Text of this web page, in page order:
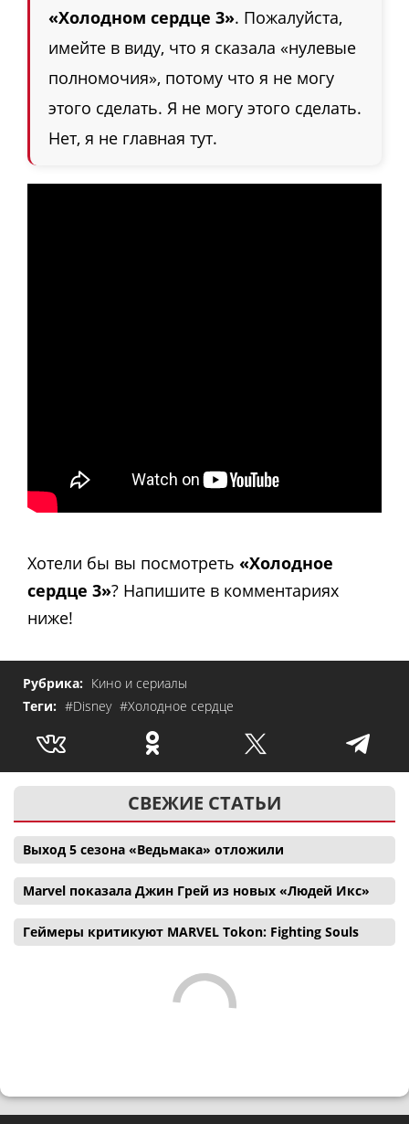
«Холодном сердце 3». Пожалуйста,
имейте в виду, что я сказала «нулевые
полномочия», потому что я не могу
этого сделать. Я не могу этого сделать.
Нет, я не главная тут.
Хотели бы вы посмотреть «Холодное
сердце 3»? Напишите в комментариях
ниже!
Рубрика: Кино и сериалы
Теги: #Disney #Холодное сердце
СВЕЖИЕ СТАТЬИ
Выход 5 сезона «Ведьмака» отложили
Marvel показала Джин Грей из новых «Людей Икс»
Геймеры критикуют MARVEL Tokon: Fighting Souls